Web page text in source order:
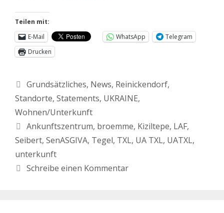
Teilen mit:
E-Mail
WhatsApp
Telegram
Drucken
Grundsätzliches, News, Reinickendorf,
Standorte, Statements, UKRAINE,
Wohnen/Unterkunft
Ankunftszentrum, broemme, Kiziltepe, LAF,
Seibert, SenASGIVA, Tegel, TXL, UA TXL, UATXL,
unterkunft
Schreibe einen Kommentar